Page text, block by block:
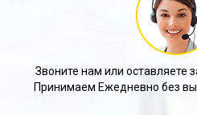
Звоните нам или оставляете
Принимаем Ежедневно без